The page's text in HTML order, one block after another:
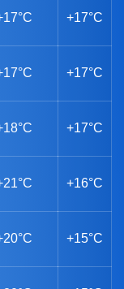
+17°C
+17°C
+17°C
+16°C
+15°C